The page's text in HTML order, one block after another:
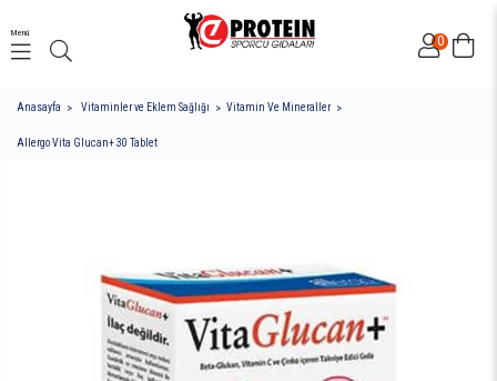
0
Menü
Anasayfa Vitaminler ve Eklem Sağlığı Vitamin Ve Mineraller
Allergo Vita Glucan+ 30 Tablet